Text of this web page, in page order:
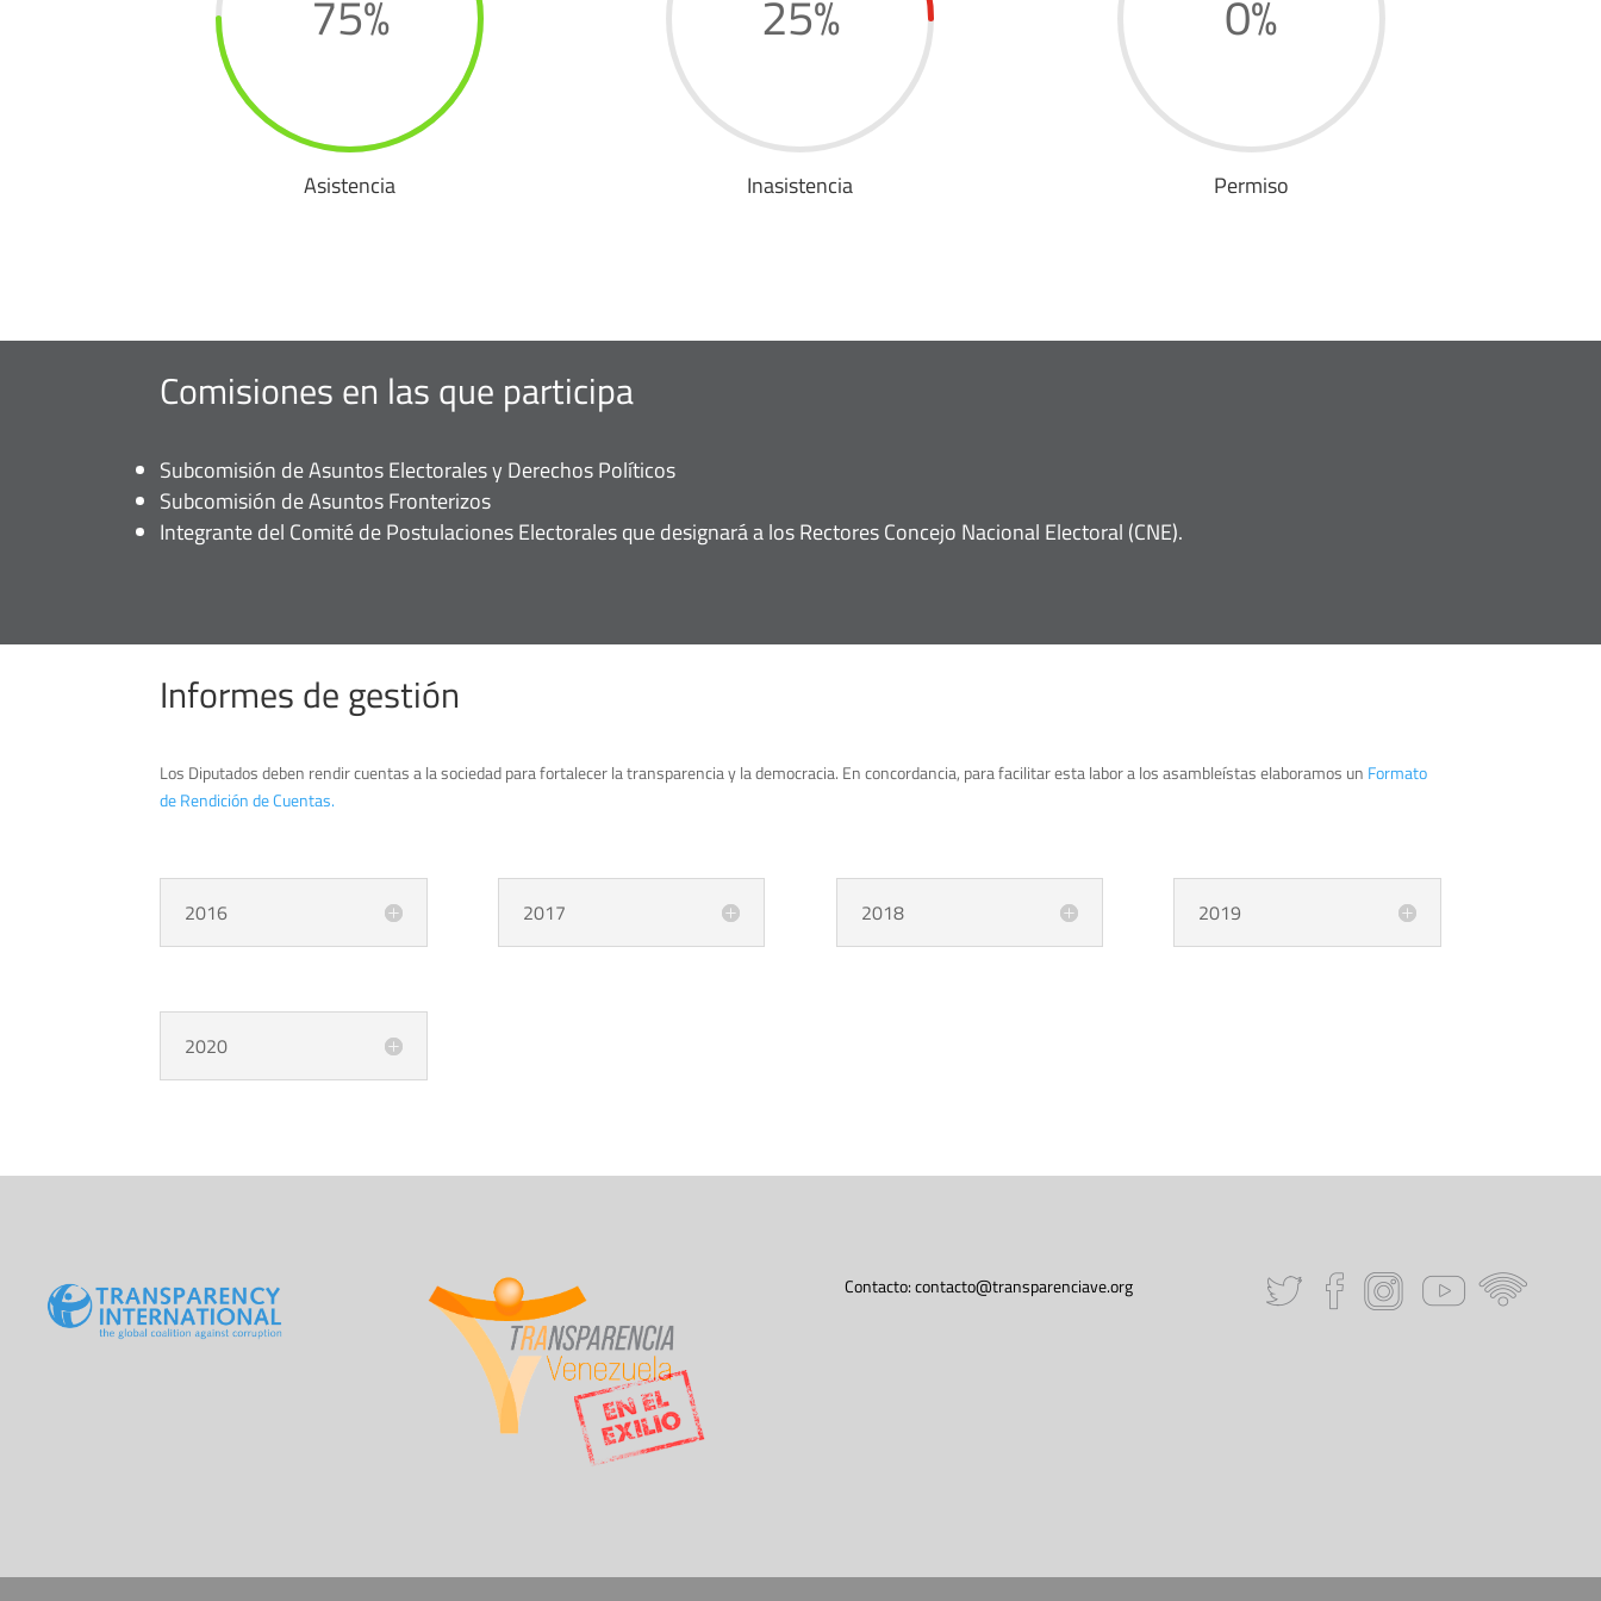
75%
Asistencia
25%
Inasistencia
0%
Permiso
Comisiones en las que participa
Subcomisión de Asuntos Electorales y Derechos Políticos
Subcomisión de Asuntos Fronterizos
Integrante del Comité de Postulaciones Electorales que designará a los Rectores Concejo Nacional Electoral (CNE).
Informes de gestión
Los Diputados deben rendir cuentas a la sociedad para fortalecer la transparencia y la democracia. En concordancia, para facilitar esta labor a los asambleístas elaboramos un Formato
de Rendición de Cuentas.
2016 2017 2018 2019
2020
Contacto:contacto@transparenciave.org